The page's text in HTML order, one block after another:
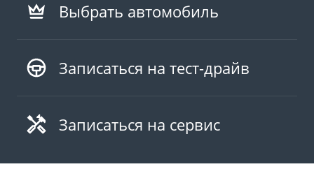
Выбрать автомобиль
Записаться на тест-драйв
Записаться на сервис